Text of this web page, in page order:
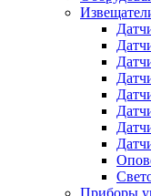
Приборы